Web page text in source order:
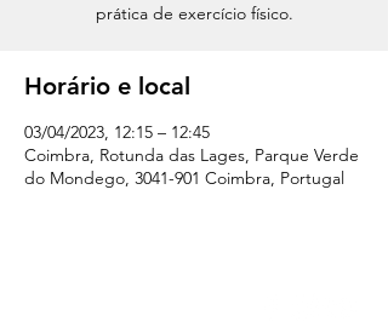
prática de exercício físico.
Horário e local
03/04/2023, 12:15 – 12:45
Coimbra, Rotunda das Lages, Parque Verde
do Mondego, 3041-901 Coimbra, Portugal